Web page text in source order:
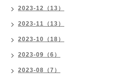
2023-12（13）
2023-11（13）
2023-10（18）
2023-09（6）
2023-08（7）